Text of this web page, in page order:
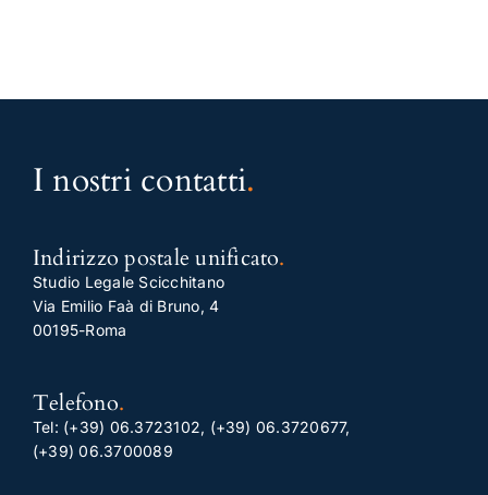
I nostri contatti.
Indirizzo postale unificato.
Studio Legale Scicchitano
Via Emilio Faà di Bruno, 4
00195-Roma
Telefono.
Tel: (+39) 06.3723102, (+39) 06.3720677,
(+39) 06.3700089